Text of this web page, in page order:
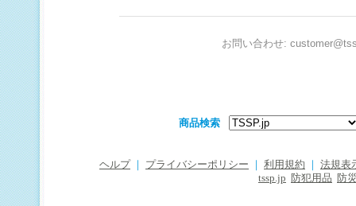
お問い合わせ:
商品検索
ヘルプ プライバシーポリシー 利用規約
法規表
tssp.jp
防犯用品 防